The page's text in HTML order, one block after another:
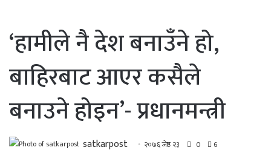
‘हामीले नै देश बनाउँने हो,
बाहिरबाट आएर कसैले
बनाउने होइन’- प्रधानमन्त्री
satkarpost २०७६ जेष्ठ २३ 0 6